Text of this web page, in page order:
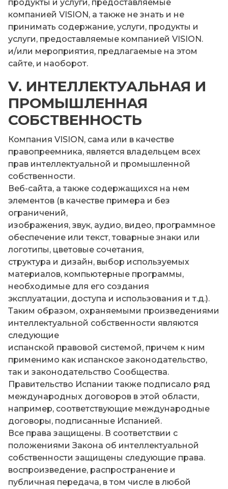
продукты и услуги, предоставляемые
компанией VISION, а также не знать и не
принимать содержание, услуги, продукты и
услуги, предоставляемые компанией VISION.
и/или мероприятия, предлагаемые на этом
сайте, и наоборот.
V. ИНТЕЛЛЕКТУАЛЬНАЯ И
ПРОМЫШЛЕННАЯ
СОБСТВЕННОСТЬ
Компания VISION, сама или в качестве
правопреемника, является владельцем всех
прав интеллектуальной и промышленной
собственности.
Веб-сайта, а также содержащихся на нем
элементов (в качестве примера и без
ограничений,
изображения, звук, аудио, видео, программное
обеспечение или текст, товарные знаки или
логотипы, цветовые сочетания,
структура и дизайн, выбор используемых
материалов, компьютерные программы,
необходимые для его создания
эксплуатации, доступа и использования и т.д.).
Таким образом, охраняемыми произведениями
интеллектуальной собственности являются
следующие
испанской правовой системой, причем к ним
применимо как испанское законодательство,
так и законодательство Сообщества.
Правительство Испании также подписало ряд
международных договоров в этой области,
например, соответствующие международные
договоры, подписанные Испанией.
Все права защищены. В соответствии с
положениями Закона об интеллектуальной
собственности защищены следующие права.
воспроизведение, распространение и
публичная передача, в том числе в любой